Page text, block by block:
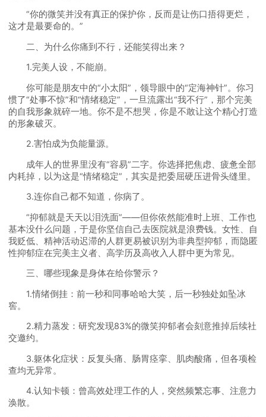
“你的微笑并没有真正的保护你，反而是让伤口捂得更烂，
这才是最要命的。”
二、为什么你痛到不行，还能笑得出来？
1.完美人设，不能崩。
你可能是朋友中的“小太阳”，领导眼中的“定海神针”。你习
惯了“处事不惊”和“情绪稳定”，一旦流露出“我不行”，那个完美
的自我形象就碎一地。你不是不想哭，你是不敢让这个精心打造
的形象破灭。
2.害怕成为负能量源。
成年人的世界里没有“容易”二字。你选择把焦虑、疲惫全部
内耗掉，以为这是“情绪稳定”，其实是把委屈硬压进骨头缝里。
3.连你自己都不知道，你病了。
“抑郁就是天天以泪洗面”——但你依然能准时上班、工作也
基本没什么问题，于是你坚信自己去医院就是浪费钱。女性、自
我贬低、精神活动迟滞的人群更易被识别为非典型抑郁，而隐匿
性抑郁症在完美主义者、高学历及高收入人群中更为常见。
三、哪些现象是身体在给你警示？
1.情绪倒挂：前一秒和同事哈哈大笑，后一秒独处如坠冰
窖。
2.精力蒸发：研究发现83%的微笑抑郁者会刻意推掉后续社
交邀约。
3.躯体化症状：反复头痛、肠胃痉挛、肌肉酸痛，但各项检
查均无异常。
4.认知卡顿：曾高效处理工作的人，突然频繁忘事、注意力
涣散。